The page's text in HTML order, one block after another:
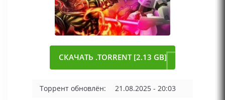
СКАЧАТЬ .TORRENT [2.13 GB]
Торрент обновлён:
21.08.2025 - 20:03